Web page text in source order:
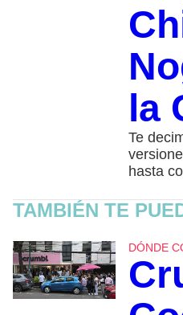
la
Te
hasta
TAMBIÉN TE
DÓNDE